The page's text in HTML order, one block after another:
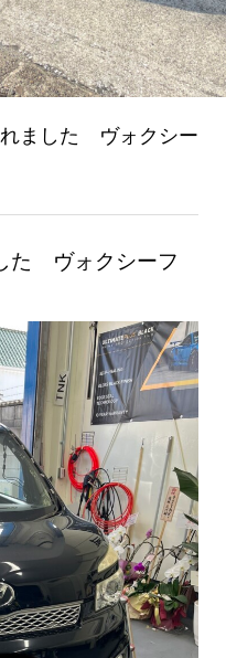
ました ヴォクシー
た ヴォクシーフ